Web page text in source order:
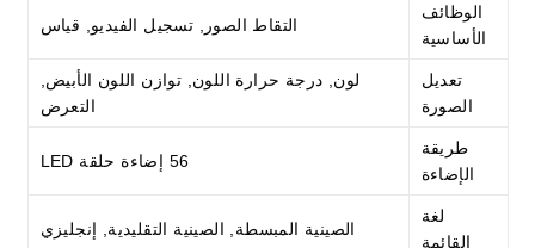
الوظائف
الأساسية
التقاط الصور, تسجيل الفيديو, قياس
تعديل
الصورة
لون, درجة حرارة اللون, توازن اللون الأبيض,
التعرض
طريقة
الإضاءة
56 إضاءة حلقة LED
لغة
القائمة
الصينية المبسطة, الصينية التقليدية, إنجليزي